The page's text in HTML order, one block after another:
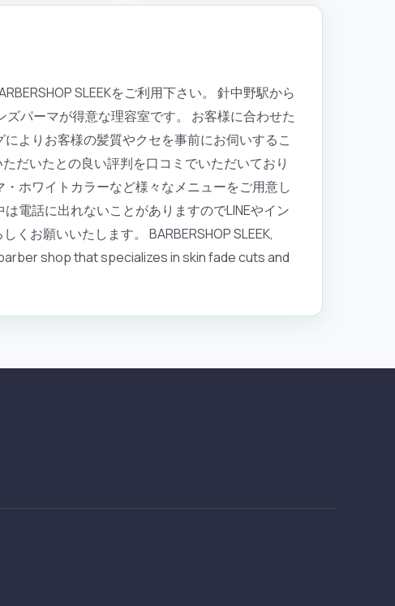
SLEEKをご利用下さい。 針中野駅から
ズパーマが得意な理容室です。 お客様に合わせた
よりお客様の髪質やクセを事前にお伺いするこ
だいたとの良い評判を口コミでいただいており
ホワイトカラーなど様々なメニューをご用意し
電話に出れないことがありますのでLINEやイン
お願いいたします。 BARBERSHOP SLEEK,
shop that specializes in skin fade cuts and